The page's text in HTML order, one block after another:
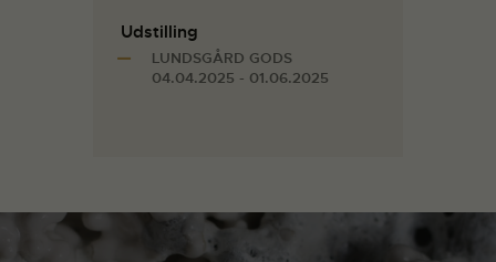
Udstilling
LUNDSGÅRD GODS
04.04.2025 - 01.06.2025